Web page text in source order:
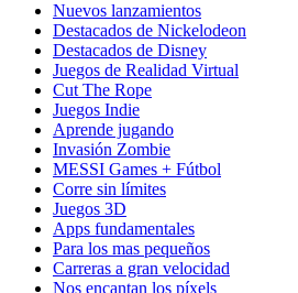
Nuevos lanzamientos
Destacados de Nickelodeon
Destacados de Disney
Juegos de Realidad Virtual
Cut The Rope
Juegos Indie
Aprende jugando
Invasión Zombie
MESSI Games + Fútbol
Corre sin límites
Juegos 3D
Apps fundamentales
Para los mas pequeños
Carreras a gran velocidad
Nos encantan los píxels